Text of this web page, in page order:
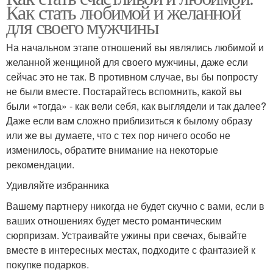
Как стать любимой и желанной
для своего мужчины
На начальном этапе отношений вы являлись любимой и
желанной женщиной для своего мужчины, даже если
сейчас это не так. В противном случае, вы бы попросту
не были вместе. Постарайтесь вспомнить, какой вы
были «тогда» - как вели себя, как выглядели и так далее?
Даже если вам сложно приблизиться к былому образу
или же вы думаете, что с тех пор ничего особо не
изменилось, обратите внимание на некоторые
рекомендации.
Удивляйте избранника
Вашему партнеру никогда не будет скучно с вами, если в
ваших отношениях будет место романтическим
сюрпризам. Устраивайте ужины при свечах, бывайте
вместе в интересных местах, подходите с фантазией к
покупке подарков.